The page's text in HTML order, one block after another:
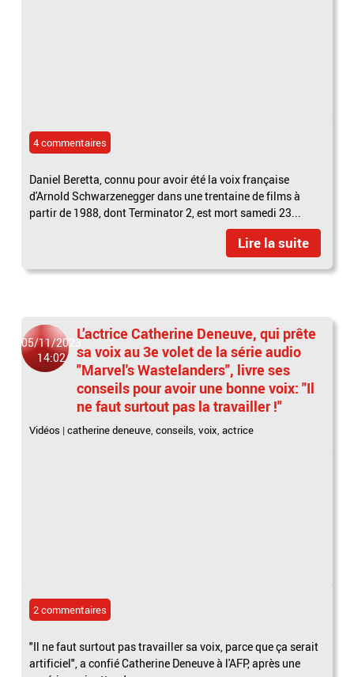
4 commentaires
Daniel Beretta, connu pour avoir été la voix française
d'Arnold Schwarzenegger dans une trentaine de films à
partir de 1988, dont Terminator 2, est mort samedi 23...
Lire la suite
05/11/2023
14:02
L’actrice Catherine Deneuve, qui prête
sa voix au 3e volet de la série audio
"Marvel's Wastelanders", livre ses
conseils pour avoir une bonne voix: "Il
ne faut surtout pas la travailler !"
Vidéos |catherine deneuve,conseils,voix,actrice
2 commentaires
"Il ne faut surtout pas travailler sa voix, parce que ça serait
artificiel", a confié Catherine Deneuve à l'AFP, après une